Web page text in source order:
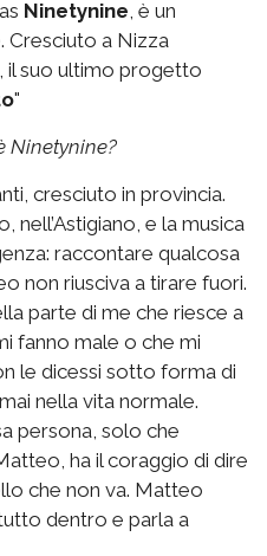
Ninetynine, è un
Cresciuto a Nizza
il suo ultimo progetto
"
Ninetynine?
cresciuto in provincia.
e la musica
raccontare qualcosa
non riusciva a tirare fuori.
parte di me che riesce a
fanno male o che mi
le dicessi sotto forma di
nella vita normale.
persona, solo che
ha il coraggio di dire
che non va. Matteo
dentro e parla a